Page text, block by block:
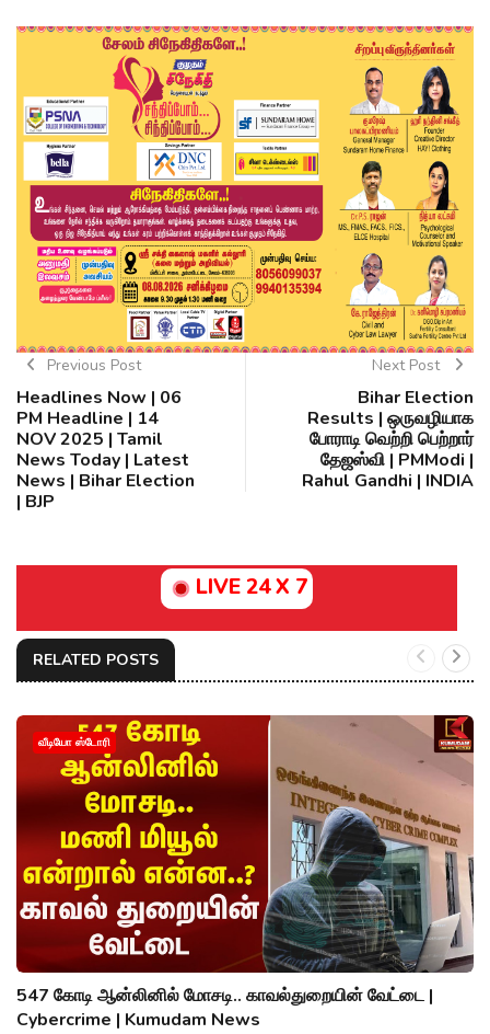
Previous Post
Headlines Now | 06
PM Headline | 14
NOV 2025 | Tamil
News Today | Latest
News | Bihar Election
| BJP
Next Post
Bihar Election
Results | ஒருவழியாக
போராடி வெற்றி பெற்றார்
தேஜஸ்வி | PMModi |
Rahul Gandhi | INDIA
LIVE 24 X 7
RELATED POSTS
வீடியோ ஸ்டோரி
547 கோடி ஆன்லினில் மோசடி.. காவல்துறையின் வேட்டை |
Cybercrime | Kumudam News